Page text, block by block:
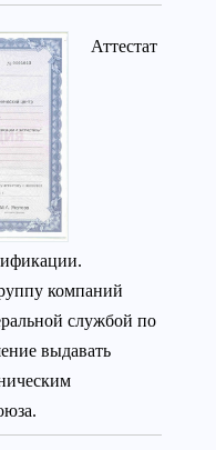
Аттестат
компаний
службой по
выдавать